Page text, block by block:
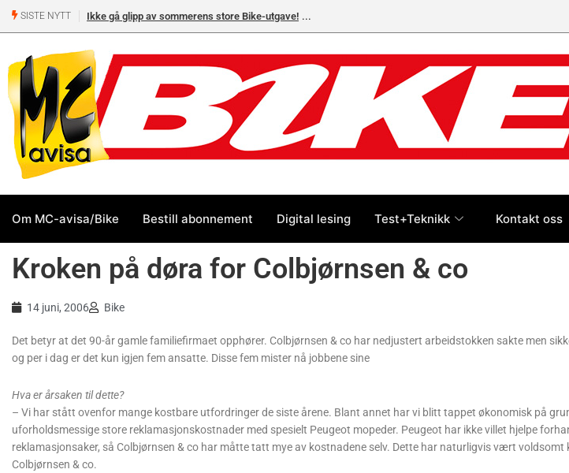
SISTE NYTT Ikke gå glipp av sommerens store Bike-utgave!
Om MC-avisa/Bike Bestill abonnement Digital lesing Test+Teknikk Kontakt oss
Kroken på døra for Colbjørnsen & co
14 juni, 2006 Bike
Det betyr at det 90-år gamle familiefirmaet opphører. Colbjørnsen & co har nedjustert arbeidstokken sakte men
og per i dag er det kun igjen fem ansatte. Disse fem mister nå jobbene sine
Hva er årsaken til dette?
– Vi har stått ovenfor mange kostbare utfordringer de siste årene. Blant annet har vi blitt tappet økonomisk på
uforholdsmessige store reklamasjonskostnader med spesielt Peugeot mopeder. Peugeot har ikke villet hjelpe
reklamasjonsaker, så Colbjørnsen & co har måtte tatt mye av kostnadene selv. Dette har naturligvis vært
Colbjørnsen & co.